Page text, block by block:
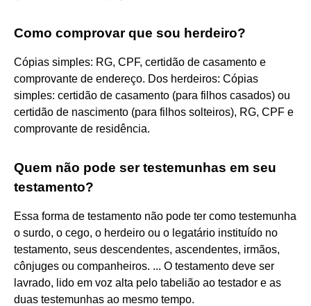
Como comprovar que sou herdeiro?
Cópias simples: RG, CPF, certidão de casamento e
comprovante de endereço. Dos herdeiros: Cópias
simples: certidão de casamento (para filhos casados) ou
certidão de nascimento (para filhos solteiros), RG, CPF e
comprovante de residência.
Quem não pode ser testemunhas em seu
testamento?
Essa forma de testamento não pode ter como testemunha
o surdo, o cego, o herdeiro ou o legatário instituído no
testamento, seus descendentes, ascendentes, irmãos,
cônjuges ou companheiros. ... O testamento deve ser
lavrado, lido em voz alta pelo tabelião ao testador e as
duas testemunhas ao mesmo tempo.